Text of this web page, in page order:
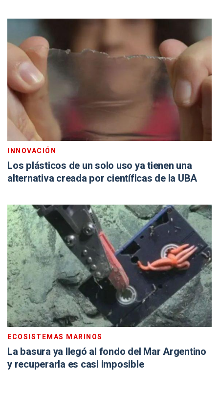
INNOVACIÓN
Los plásticos de un solo uso ya tienen una
alternativa creada por científicas de la UBA
ECOSISTEMAS MARINOS
La basura ya llegó al fondo del Mar Argentino
y recuperarla es casi imposible